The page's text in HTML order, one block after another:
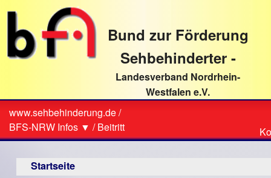
direkt
Textinhalt
Bund zur Förderung
Sehbehinderter -
Landesverband Nordrhein-
Westfalen e.V.
Sie
sind
hier
www.sehbehinderung.de/
BFS-NRW Infos ▼ /Beitritt
Startseite